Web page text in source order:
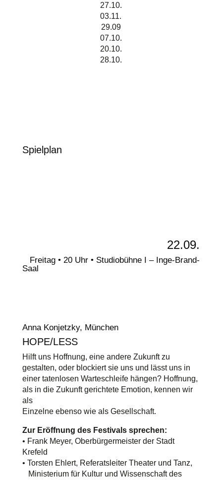
27.10.
03.11.
29.09
07.10.
20.10.
28.10.
Spielplan
22.09.
Freitag • 20 Uhr • Studiobühne I – Inge-Brand-
Saal
Anna Konjetzky, München
HOPE/LESS
Hilft uns Hoffnung, eine andere Zukunft zu
gestalten, oder blockiert sie uns und lässt uns in
einer tatenlosen Warteschleife hängen? Hoffnung,
als in die Zukunft gerichtete Emotion, kennen wir
als
Einzelne ebenso wie als Gesellschaft.
Zur Eröffnung des Festivals sprechen:
• Frank Meyer, Oberbürgermeister der Stadt
Krefeld
• Torsten Ehlert, Referatsleiter Theater und Tanz,
Ministerium für Kultur und Wissenschaft des